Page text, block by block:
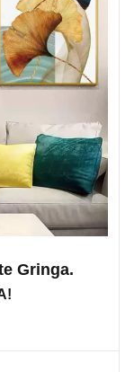
Gringa.